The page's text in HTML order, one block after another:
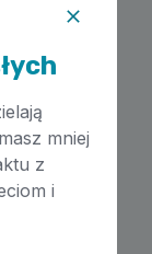
mniej
z
i